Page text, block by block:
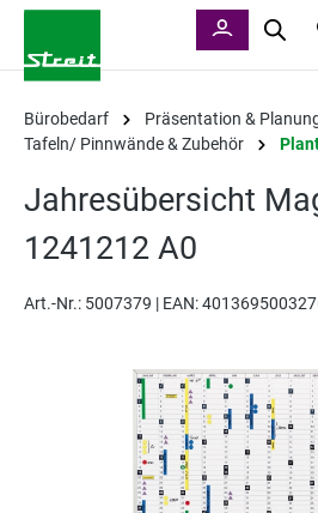
Bürobedarf
Präsentation &
Tafeln/ Pinnwände & Zubehör
Jahresübersicht
1241212 A0
Art.-Nr.: 5007379 | EAN: